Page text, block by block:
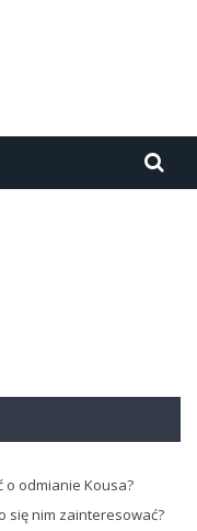
o odmianie Kousa?
się nim zainteresować?